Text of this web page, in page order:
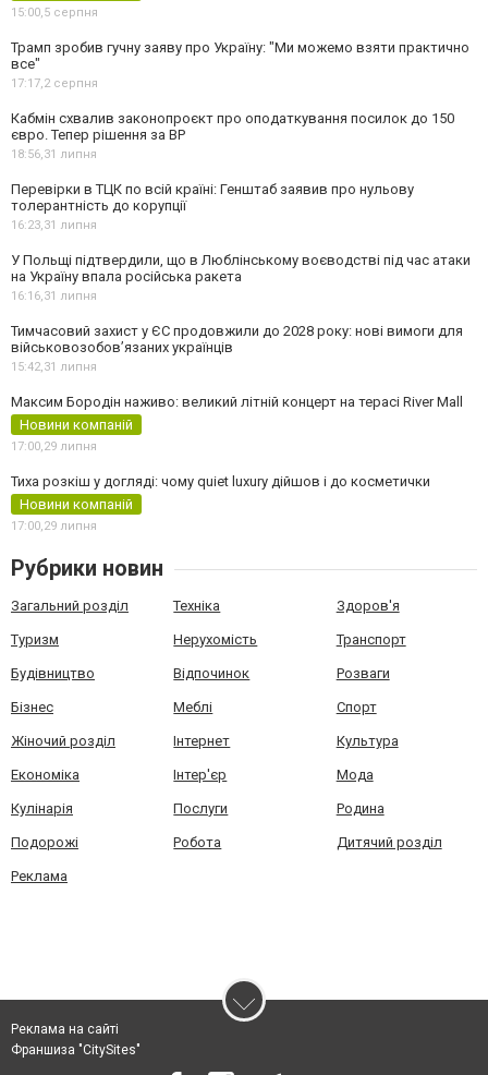
15:00,5 серпня
Трамп зробив гучну заяву про Україну: "Ми можемо взяти практично
все"
17:17,2 серпня
Кабмін схвалив законопроєкт про оподаткування посилок до 150
євро. Тепер рішення за ВР
18:56,31 липня
Перевірки в ТЦК по всій країні: Генштаб заявив про нульову
толерантність до корупції
16:23,31 липня
У Польщі підтвердили, що в Люблінському воєводстві під час атаки
на Україну впала російська ракета
16:16,31 липня
Тимчасовий захист у ЄС продовжили до 2028 року: нові вимоги для
військовозобов’язаних українців
15:42,31 липня
Максим Бородін наживо: великий літній концерт на терасі River Mall
Новини компаній
17:00,29 липня
Тиха розкіш у догляді: чому quiet luxury дійшов і до косметички
Новини компаній
17:00,29 липня
Рубрики новин
Загальний розділ Техніка Здоров'я
Туризм Нерухомість Транспорт
Будівництво Відпочинок Розваги
Бізнес Меблі Спорт
Жіночий розділ Інтернет Культура
Економіка Інтер'єр Мода
Кулінарія Послуги Родина
Подорожі Робота Дитячий розділ
Реклама
Реклама на сайті
Франшиза "CitySites"